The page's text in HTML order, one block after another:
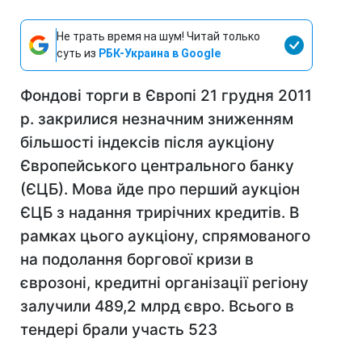
Не трать время на шум! Читай только
суть из РБК-Украина в Google
Фондові торги в Європі 21 грудня 2011
р. закрилися незначним зниженням
більшості індексів після аукціону
Європейського центрального банку
(ЄЦБ). Мова йде про перший аукціон
ЄЦБ з надання трирічних кредитів. В
рамках цього аукціону, спрямованого
на подолання боргової кризи в
єврозоні, кредитні організації регіону
залучили 489,2 млрд євро. Всього в
тендері брали участь 523